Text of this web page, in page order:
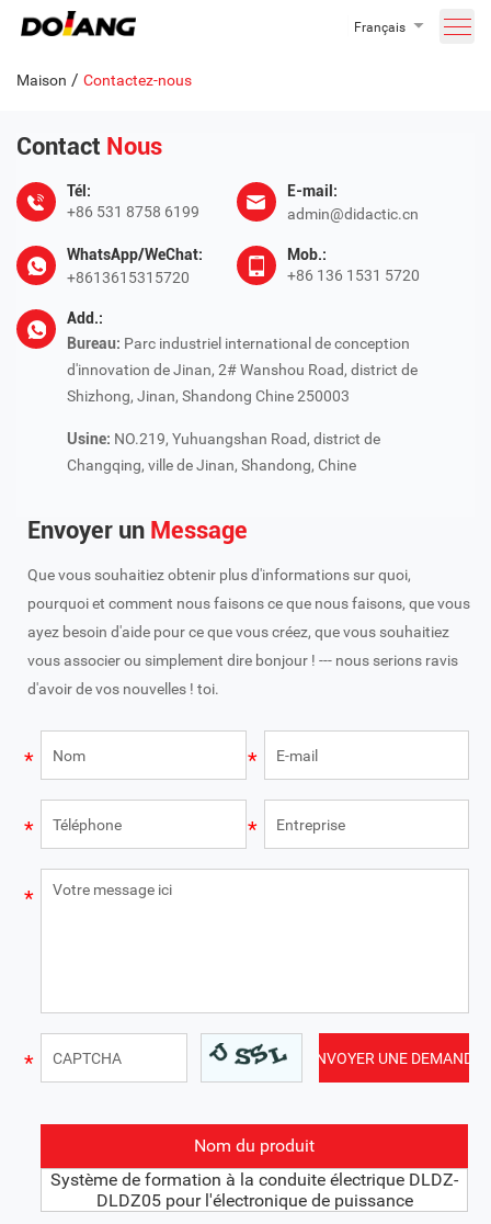
Français
Maison / Contactez-nous
Contact Nous
Tél:
+86 531 8758 6199
E-mail:
admin@didactic.cn
WhatsApp/WeChat:
+8613615315720
Mob.:
+86 136 1531 5720
Add.:
Bureau: Parc industriel international de conception
d'innovation de Jinan, 2# Wanshou Road, district de
Shizhong, Jinan, Shandong Chine 250003
Usine: NO.219, Yuhuangshan Road, district de
Changqing, ville de Jinan, Shandong, Chine
Envoyer un Message
Que vous souhaitiez obtenir plus d'informations sur quoi,
pourquoi et comment nous faisons ce que nous faisons, que vous
ayez besoin d'aide pour ce que vous créez, que vous souhaitiez
vous associer ou simplement dire bonjour ! --- nous serions ravis
d'avoir de vos nouvelles ! toi.
Nom du produit
Système de formation à la conduite électrique DLDZ-
DLDZ05 pour l'électronique de puissance